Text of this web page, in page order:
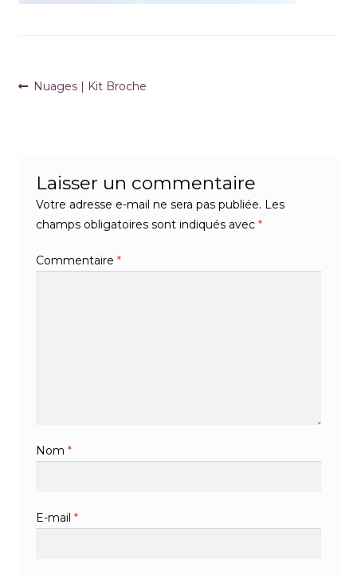
Navigation
Article
Nuages | Kit Broche
Laisser un commentaire
Votre adresse e-mail ne sera pas publiée. Les
champs obligatoires sont indiqués avec*
Commentaire*
Nom*
E-mail*